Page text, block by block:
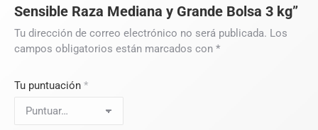
Sensible Raza Mediana y Grande Bolsa 3 kg”
Tu dirección de correo electrónico no será publicada. Los
campos obligatorios están marcados con *
Tu puntuación *